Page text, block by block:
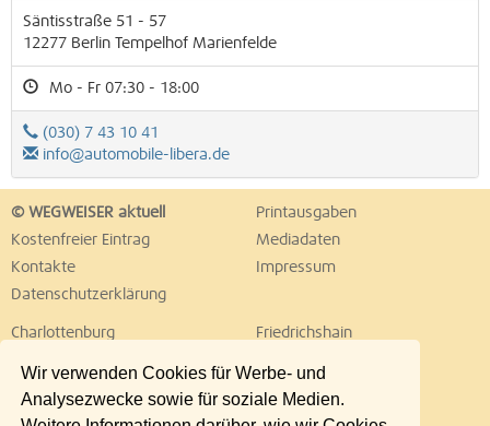
Wir verwenden Cookies für Werbe- und
Analysezwecke sowie für soziale Medien.
Säntisstraße 51 - 57
12277 Berlin Tempelhof Marienfelde
Mo - Fr 07:30 - 18:00
(030) 7 43 10 41
info@automobile-libera.de
© WEGWEISER aktuell
Printausgaben
Kostenfreier Eintrag
Mediadaten
Kontakte
Impressum
Datenschutzerklärung
Charlottenburg
Friedrichshain
Lichtenberg
Marzahn